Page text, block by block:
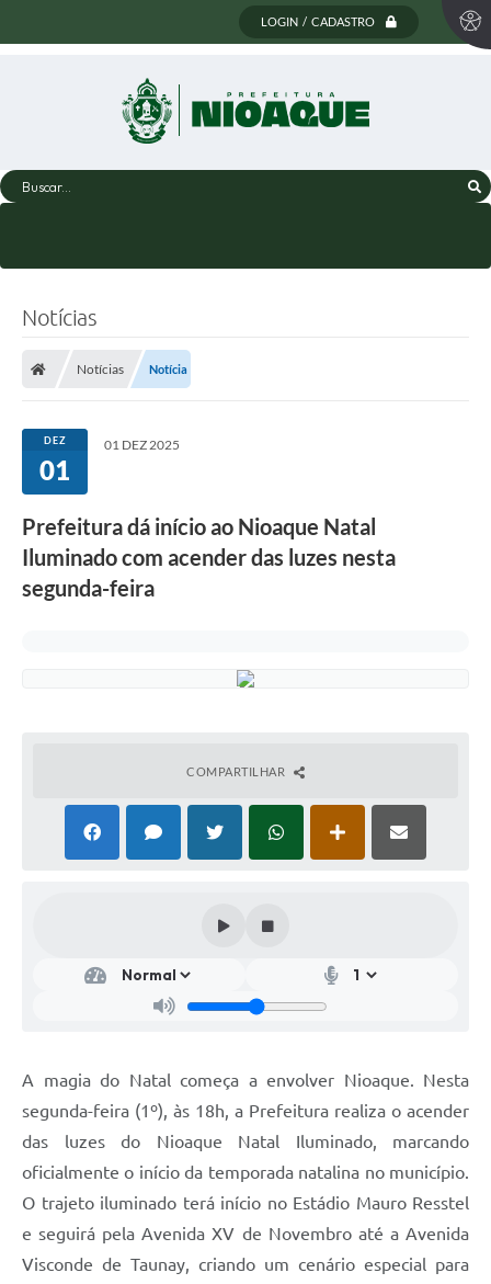
LOGIN / CADASTRO
Buscar...
Notícias
Notícias Notícia
DEZ
01
01 DEZ 2025
Prefeitura dá início ao Nioaque Natal
Iluminado com acender das luzes nesta
segunda-feira
COMPARTILHAR
A magia do Natal começa a envolver Nioaque. Nesta
segunda-feira (1º), às 18h, a Prefeitura realiza o acender
das luzes do Nioaque Natal Iluminado, marcando
oficialmente o início da temporada natalina no município.
O trajeto iluminado terá início no Estádio Mauro Resstel
e seguirá pela Avenida XV de Novembro até a Avenida
Visconde de Taunay, criando um cenário especial para